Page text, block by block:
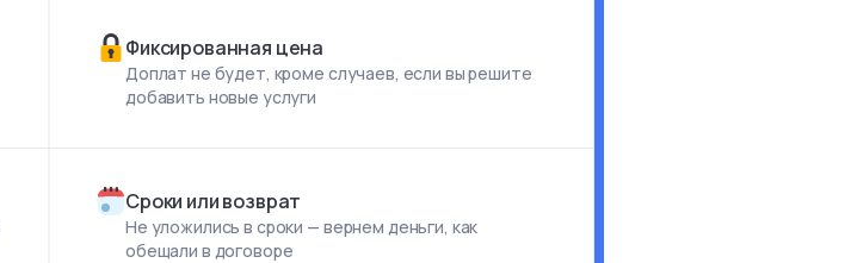
Фиксированная цена
Доплат не будет, кроме случаев, если вы решите
добавить новые услуги
Сроки или возврат
Не уложились в сроки — вернем деньги, как
обещали в договоре